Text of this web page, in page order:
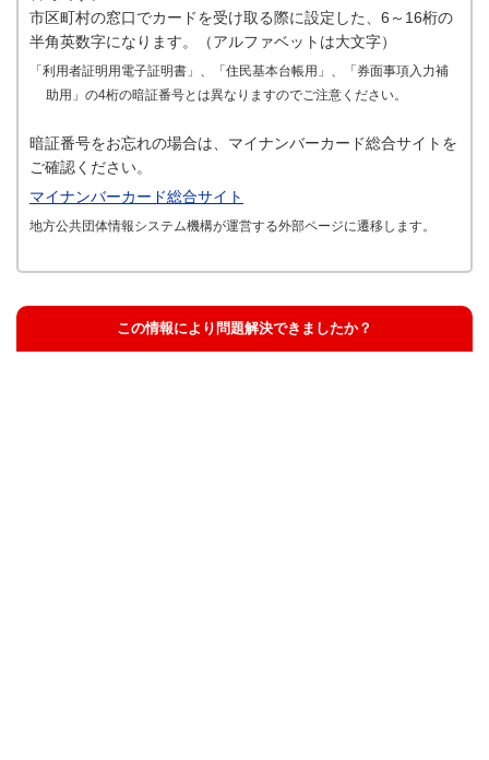
市区町村の窓口でカードを受け取る際に設定した、6～16桁の
半角英数字になります。（アルファベットは大文字）
「利用者証明用電子証明書」、「住民基本台帳用」、「券面事項入力補
助用」の4桁の暗証番号とは異なりますのでご注意ください。
暗証番号をお忘れの場合は、マイナンバーカード総合サイトを
ご確認ください。
マイナンバーカード総合サイト
地方公共団体情報システム機構が運営する外部ページに遷移します。
この情報により問題解決できましたか？